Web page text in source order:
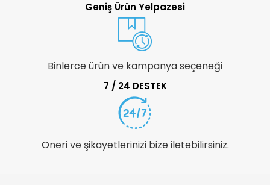
Geniş Ürün Yelpazesi
Binlerce ürün ve kampanya seçeneği
7 / 24 DESTEK
Öneri ve şikayetlerinizi bize iletebilirsiniz.